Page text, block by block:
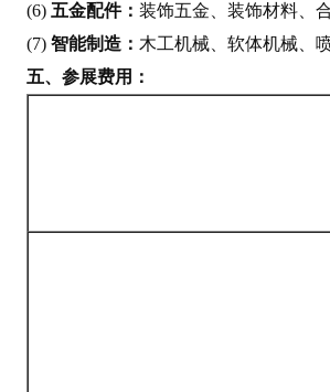
(6) 五金配件： 装饰五金、装饰材料、
(7) 智能制造： 木工机械、软体机械、
五、参展费用：